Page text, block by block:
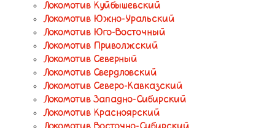
Локомотив Куйбышевский
Локомотив Южно-Уральский
Локомотив Юго-Восточный
Локомотив Приволжский
Локомотив Северный
Локомотив Свердловский
Локомотив Северо-Кавказский
Локомотив Западно-Сибирский
Локомотив Красноярский